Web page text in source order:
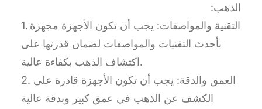
الذهب:
1. التقنية والمواصفات: يجب أن تكون الأجهزة مجهزة
بأحدث التقنيات والمواصفات لضمان قدرتها على
اكتشاف الذهب بكفاءة عالية.
2. العمق والدقة: يجب أن تكون الأجهزة قادرة على
الكشف عن الذهب في عمق كبير وبدقة عالية